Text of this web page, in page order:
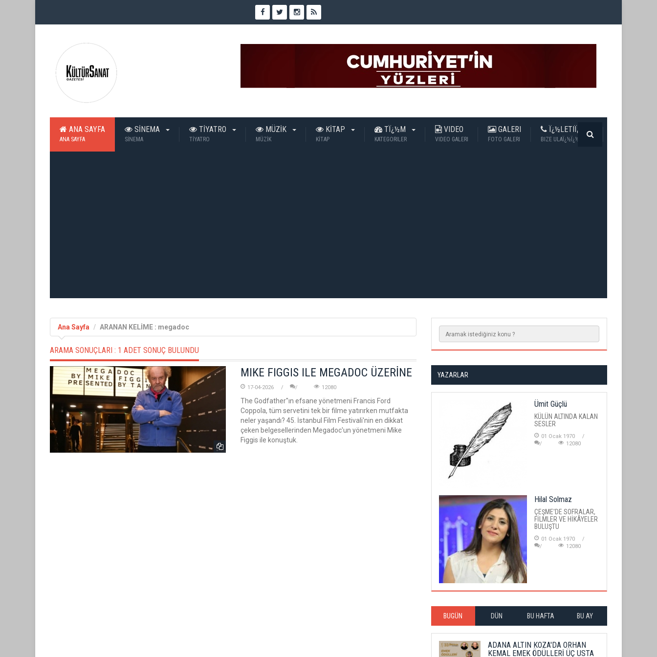
ANA SAYFA
ANA SAYFA
SİNEMA
SİNEMA
TİYATRO
TİYATRO
MÜZİK
MÜZİK
KİTAP
KİTAP
TÏ¿½M
KATEGORILER
VIDEO
VIDEO GALERI
GALERI
FOTO GALERI
Ï¿½LETIÏ¿½IM
BIZE ULAÏ¿½Ï¿½N
Ana Sayfa ARANAN KELİME : megadoc
ARAMA SONUÇLARI : 1 ADET SONUÇ BULUNDU
MIKE FIGGIS ILE MEGADOC ÜZERİNE
17-04-2026 12080
The Godfather"ın efsane yönetmeni Francis Ford
Coppola, tüm servetini tek bir filme yatırırken mutfakta
neler yaşandı? 45. İstanbul Film Festivali'nin en dikkat
çeken belgesellerinden Megadoc'un yönetmeni Mike
Figgis ile konuştuk.
YAZARLAR
Ümit Güçlü
KÜLÜN ALTINDA KALAN
SESLER
01 Ocak 1970
12080
Hilal Solmaz
ÇEŞME'DE SOFRALAR,
FİLMLER VE HİKÂYELER
BULUŞTU
01 Ocak 1970
12080
BUGÜN DÜN BU HAFTA BU AY
ADANA ALTIN KOZA'DA ORHAN
KEMAL EMEK ÖDÜLLERİ ÜÇ USTA